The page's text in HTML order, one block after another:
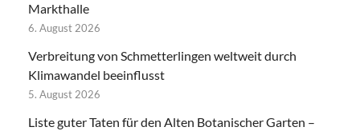
Markthalle
6. August 2026
Verbreitung von Schmetterlingen weltweit durch
Klimawandel beeinflusst
5. August 2026
Liste guter Taten für den Alten Botanischer Garten –